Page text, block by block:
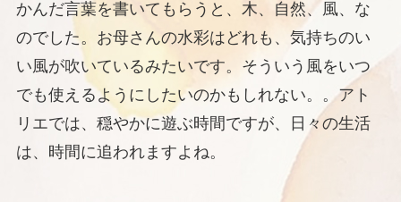
かんだ言葉を書いてもらうと、木、自然、風、な
のでした。お母さんの水彩はどれも、気持ちのい
い風が吹いているみたいです。そういう風をいつ
でも使えるようにしたいのかもしれない。。アト
リエでは、穏やかに遊ぶ時間ですが、日々の生活
は、時間に追われますよね。